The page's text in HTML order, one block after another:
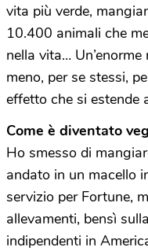
vita più verde,
10.400 animali che
nella vita…
meno, per se stessi,
effetto che si estende
Come è diventato
Ho smesso di
andato in un macello
servizio per Fortune,
allevamenti, bensì
indipendenti in